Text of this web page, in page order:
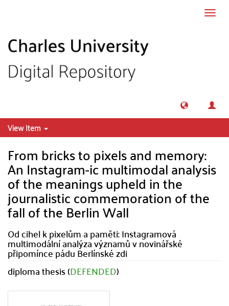
View Item
From bricks to pixels and memory:
An Instagram-ic multimodal analysis
of the meanings upheld in the
journalistic commemoration of the
fall of the Berlin Wall
Od cihel k pixelům a paměti: Instagramová
multimodální analýza významů v novinářské
připomínce pádu Berlínské zdi
diploma thesis (DEFENDED)